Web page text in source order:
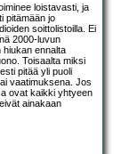
loistavasti, ja
pitämään jo
soittolistoilla. Ei
2000-luvun
ennalta
Toisaalta miksi
pitää yli puoli
vaatimuksena. Jos
ovat kaikki yhtyeen
ainakaan